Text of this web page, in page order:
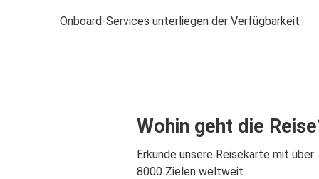
Onboard-Services unterliegen der Verfügbarkeit
Wohin geht die
Erkunde unsere Reisekarte mit über
8000 Zielen weltweit.